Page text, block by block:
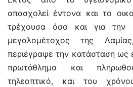
απασχολεί έντονα και το
τρέχουσα όσο και για την
μεγαλομέτοχος της
περιέγραψε την κατάσταση ως
πρωτάθλημα και
τηλεοπτικό, και του